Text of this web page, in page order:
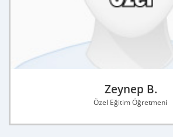
Zeynep B.
Özel Eğitim Öğretmeni